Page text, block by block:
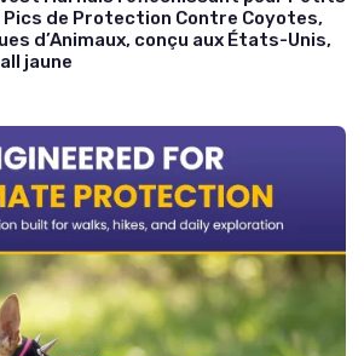
Pics de Protection Contre Coyotes,
d’Animaux, conçu aux États-Unis,
jaune